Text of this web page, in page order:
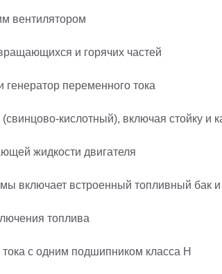
вентилятором
и горячих частей
генератор переменного тока
кислотный), включая стойку и
жидкости двигателя
включает встроенный топливный бак
топлива
с одним подшипником класса H